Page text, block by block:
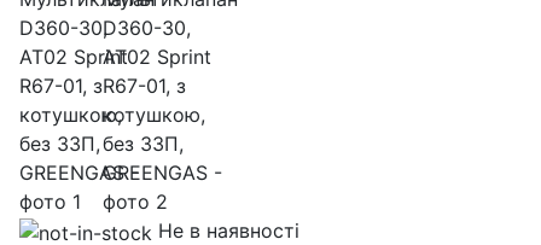
Не в наявності